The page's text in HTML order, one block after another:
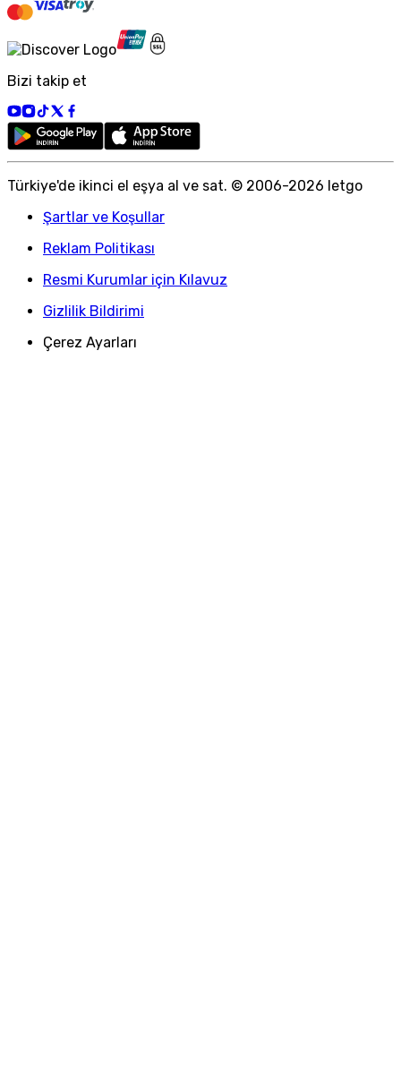
Bizi takip et
Türkiye'de ikinci el eşya al ve sat. © 2006-2026 letgo
Şartlar ve Koşullar
Reklam Politikası
Resmi Kurumlar için Kılavuz
Gizlilik Bildirimi
Çerez Ayarları